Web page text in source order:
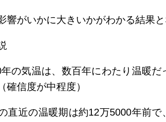
響がいかに大きいかがわかる結果と
の気温は、数百年にわたり温暖
確信度が中程度）
直近の温暖期は約12万5000年前